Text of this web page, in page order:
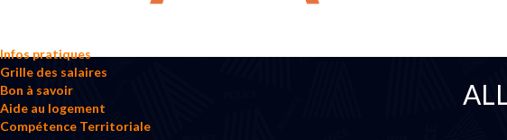
Infos pratiques
Grille des salaires
Bon à savoir
Aide au logement
Compétence Territoriale